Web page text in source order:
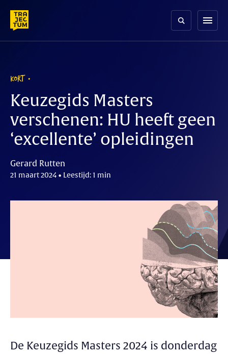
content
menu
KORT
Keuzegids Masters
verschenen: HU heeft geen
‘excellente’ opleidingen
Gerard Rutten
21 maart 2024 • Leestijd: 1 min
De Keuzegids Masters 2024 is donderdag